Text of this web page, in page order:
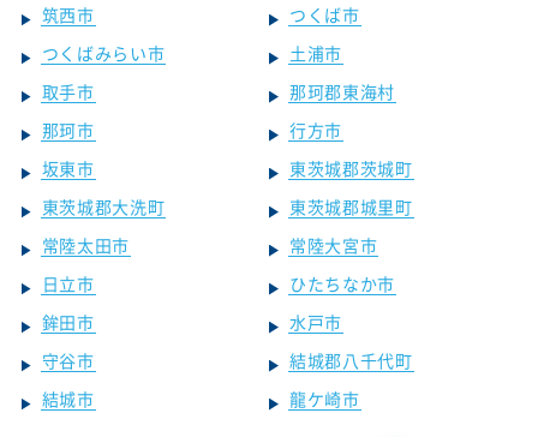
筑西市
つくば市
つくばみらい市
土浦市
取手市
那珂郡東海村
那珂市
行方市
坂東市
東茨城郡茨城町
東茨城郡大洗町
東茨城郡城里町
常陸太田市
常陸大宮市
日立市
ひたちなか市
鉾田市
水戸市
守谷市
結城郡八千代町
結城市
龍ケ崎市